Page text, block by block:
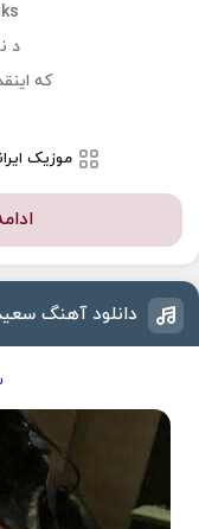
د
که
موزیک
دانلود آهنگ